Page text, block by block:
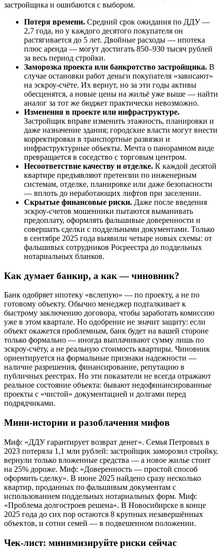
застройщика и ошибаются с выбором.
Потеря времени. Средний срок ожидания по ДДУ —
2,7 года, но у каждого десятого покупателя он
растягивается до 5 лет. Двойные расходы — ипотека
плюс аренда — могут достигать 850–930 тысяч рублей
за весь период стройки.
Заморозка проекта или банкротство застройщика. В
случае остановки работ деньги покупателя «зависают»
на эскроу-счёте. Их вернут, но за эти годы активы
обесценятся, а новые цены на жильё уже выше — найти
аналог за тот же бюджет практически невозможно.
Изменения в проекте или инфраструктуре.
Застройщик вправе изменить этажность, планировки и
даже назначение здания; городские власти могут внести
корректировки в транспортные развязки и
инфраструктурные объекты. Мечта о панорамном виде
превращается в соседство с торговым центром.
Несоответствие качеству и отделке. К каждой десятой
квартире предъявляют претензии по инженерным
системам, отделке, планировке или даже безопасности
— вплоть до неработающих лифтов при заселении.
Скрытые финансовые риски. Даже после введения
эскроу-счетов мошенники пытаются выманивать
предоплату, оформлять фальшивые доверенности и
совершать сделки с поддельными документами. Только
в сентябре 2025 года выявили четыре новых схемы: от
фальшивых сотрудников Росреестра до поддельных
нотариальных бланков.
Как думает банкир, а как — чиновник?
Банк одобряет ипотеку «вслепую» — по проекту, а не по
готовому объекту. Обычно менеджер подталкивает к
быстрому заключению договора, чтобы заработать комиссию
уже в этом квартале. Но одобрение не значит защиту: если
объект окажется проблемным, банк будет на вашей стороне
только формально — иногда выплачивают сумму лишь по
эскроу-счёту, а не реальную стоимость квартиры. Чиновник
ориентируется на формальные признаки надежности —
наличие разрешения, финансирование, репутацию в
публичных реестрах. Но эти показатели не всегда отражают
реальное состояние объекта: бывают недофинансированные
проекты с «чистой» документацией и долгами перед
подрядчиками.
Мини-истории и разоблачения мифов
Миф: «ДДУ гарантирует возврат денег». Семья Петровых в
2023 потеряла 1,1 млн рублей: застройщик заморозил стройку,
вернули только вложенные средства — а новое жилье стоит
на 25% дороже. Миф: «Доверенность — простой способ
оформить сделку». В июне 2025 найдено сразу несколько
квартир, проданных по фальшивым документам с
использованием поддельных нотариальных форм. Миф:
«Проблема долгостроев решена». В Новосибирске в конце
2025 года до сих пор остаются 8 крупных незавершённых
объектов, и сотни семей — в подвешенном положении.
Чек-лист: минимизируйте риски сейчас